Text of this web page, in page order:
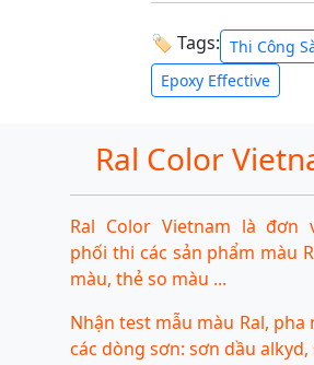
🏷 Tags: Thi Công
Epoxy Effective
Ral Color
Ral Color Vietnam là đơn
phối thi các sản phẩm màu
màu, thẻ so màu ...
Nhận test mẫu màu Ral, pha
các dòng sơn: sơn dầu alkyd,